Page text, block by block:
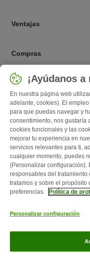
Ventajas
Compras
Seleccionar país
España / ES
Follow zooplus
Quiénes somos Empleo
Contacto
Gastos de envío
¡Ayúdanos
En nuestra página web
adelante, cookies). El
para que puedas navegar y
consentimiento, nos gustaría
cookies funcionales y las
mejorar tu experiencia en
servicios relevantes para ti,
cualquier momento, puedes
(Personalizar configuración).
responsables del tratamiento
tratamos y sobre el propósito
preferencias.
Política de
Personalizar configuración